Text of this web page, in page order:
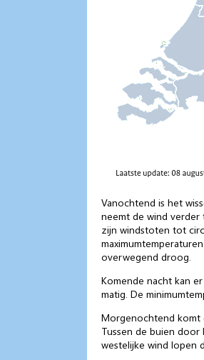
Vanochtend is het
neemt de wind verder
zijn windstoten tot
overwegend droog.
Komende nacht kan
matig. De
Morgenochtend komt
Tussen de buien
westelijke wind lopen